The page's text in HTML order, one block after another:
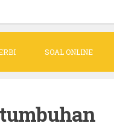
SOAL ONLINE